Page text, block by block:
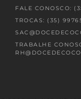
FALE CONOSCO:
TROCAS: (35)
TRABALHE